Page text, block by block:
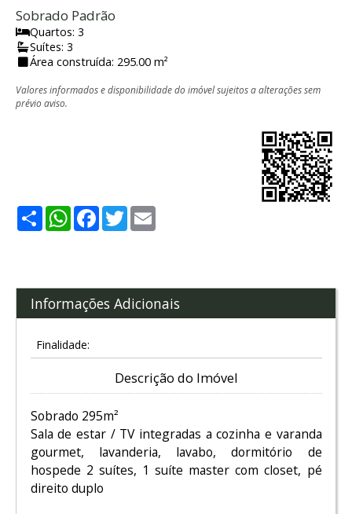
Sobrado Padrão
Quartos: 3
Suítes: 3
Área construída: 295.00 m²
Valores informados e disponibilidade do imóvel sujeitos a alterações sem
prévio aviso.
ShareWhatsApp
Facebook
Twitter
Informações Adicionais
Finalidade:
Descrição do Imóvel
Sobrado 295m²
Sala de estar / TV integradas a cozinha e varanda
gourmet, lavanderia, lavabo, dormitório de
hospede 2 suítes, 1 suíte master com closet, pé
direito duplo